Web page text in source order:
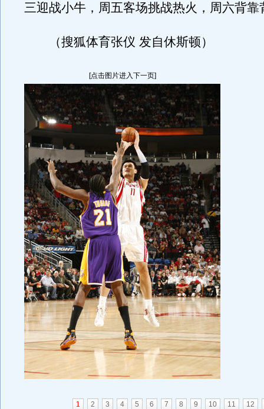
三迎战小牛，周五客场挑战热火，周六背靠
（搜狐体育张仪 发自休斯顿）
[点击图片进入下一页]
1 2 3 4 5 6 7 8 9 10 11 12